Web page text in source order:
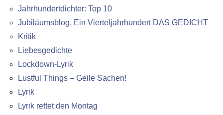
Jahrhundertdichter: Top 10
Jubiläumsblog. Ein Vierteljahrhundert DAS GEDICHT
Kritik
Liebesgedichte
Lockdown-Lyrik
Lustful Things – Geile Sachen!
Lyrik
Lyrik rettet den Montag